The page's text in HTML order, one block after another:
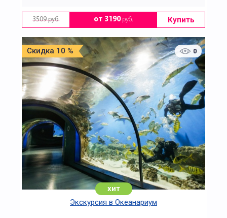
3509 руб. от 3190руб. Купить
Скидка 10 % 0
хит
Экскурсия в Океанариум